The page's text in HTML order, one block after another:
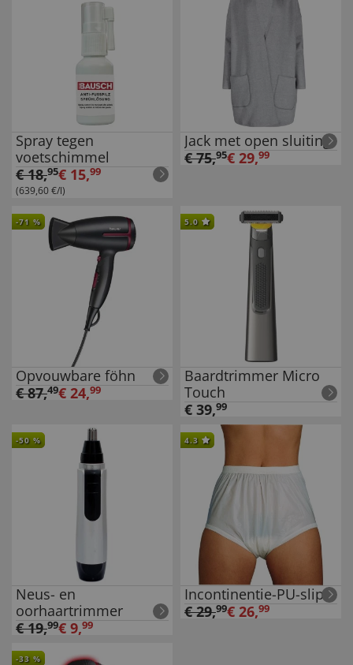
Spray tegen
voetschimmel
€18,95€ 15,99
(639,60 €/l)
Jack met open sluiting
€75,95€ 29,99
-71 %
Opvouwbare föhn
€87,49€ 24,99
5.0
Baardtrimmer Micro
Touch
€ 39,99
-50 %
Neus- en
oorhaartrimmer
€19,99€ 9,99
4.3
Incontinentie-PU-slip
€29,99€ 26,99
-33 %